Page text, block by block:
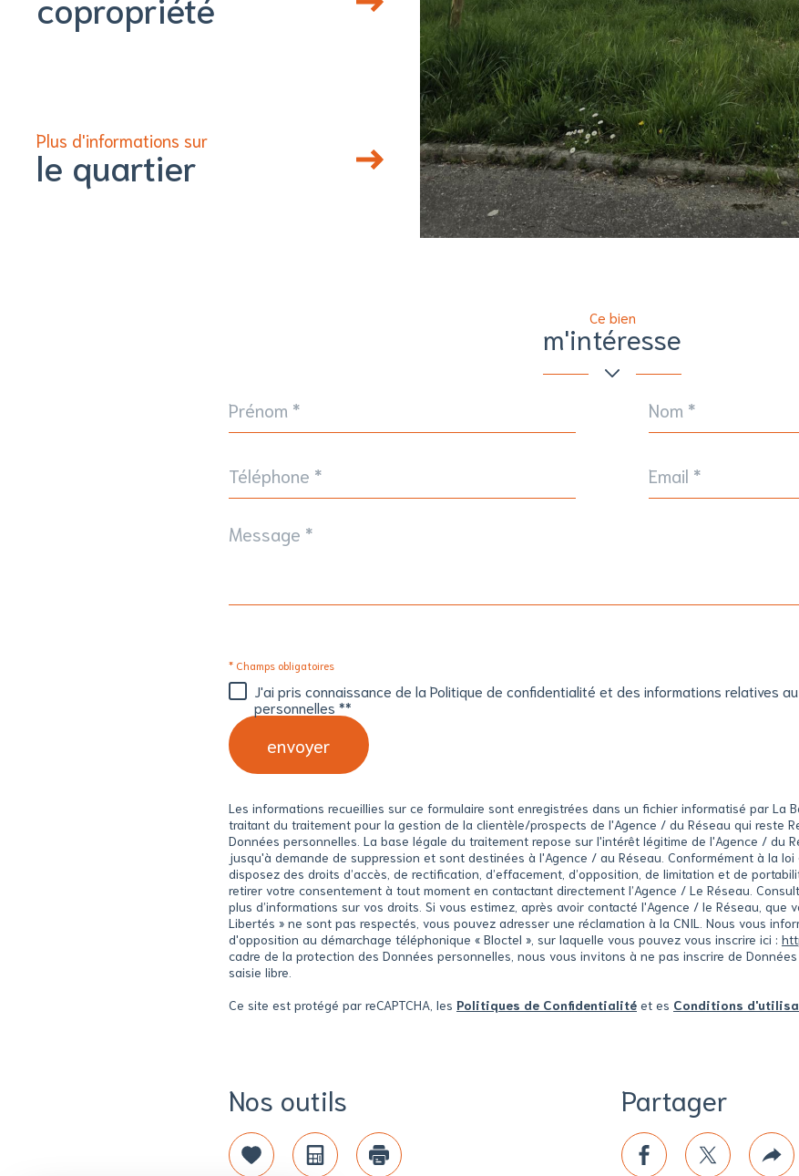
Plus d'informations sur
le quartier
Ce bien
m'intéresse
Prénom
*
Nom
*
Téléphone
*
Email
*
Message
* Champs obligatoires
J'ai pris connaissance de la Politique de confidentialité et des informations relatives
personnelles **
envoyer
Les informations recueillies sur ce formulaire sont enregistrées dans un fichier informatisé par La
traitant du traitement pour la gestion de la clientèle/prospects de l'Agence / du Réseau qui reste
Données personnelles. La base légale du traitement repose sur l'intérêt légitime de l'Agence / du
jusqu'à demande de suppression et sont destinées à l'Agence / au Réseau. Conformément à la
disposez des droits d’accès, de rectification, d’effacement, d’opposition, de limitation et de
retirer votre consentement à tout moment en contactant directement l’Agence / Le Réseau.
plus d’informations sur vos droits. Si vous estimez, après avoir contacté l'Agence / le Réseau, que
Libertés » ne sont pas respectés, vous pouvez adresser une réclamation à la CNIL. Nous vous
d'opposition au démarchage téléphonique « Bloctel », sur laquelle vous pouvez vous inscrire ici :
cadre de la protection des Données personnelles, nous vous invitons à ne pas inscrire de
saisie libre.
Ce site est protégé par reCAPTCHA, les Politiques de Confidentialité et es Conditions
Nos outils
SélectionnerCalculatriceImprimer
Partager
facebooktwitter Plus